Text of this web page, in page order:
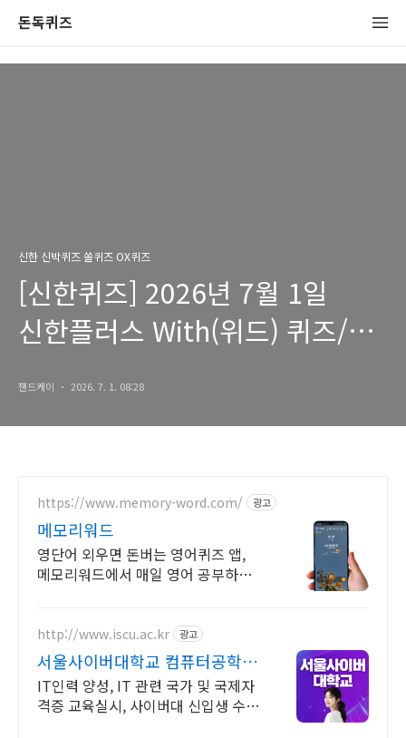
돈독퀴즈
신한 신박퀴즈 쏠퀴즈 OX퀴즈
[신한퀴즈] 2026년 7월 1일
신한플러스 With(위드) 퀴즈/
잰드케이 2026. 7. 1. 08:28
https://www.memory-word.com/ 광고
메모리워드
영단어 외우면 돈버는 영어퀴즈 앱,
메모리워드에서 매일 영어 공부하세
http://www.iscu.ac.kr 광고
서울사이버대학교 컴퓨터공학과
2026 가을학기 신편입생
IT인력 양성, IT 관련 국가 및 국제자
격증 교육실시, 사이버대 신입생 수 1